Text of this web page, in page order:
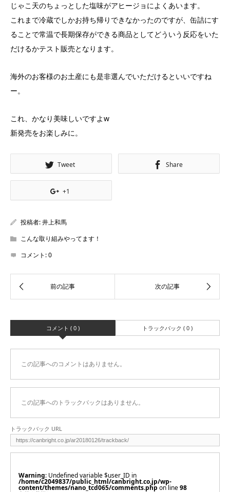
じゃこ天のちょっとした塩味がアヒージョによくあいます。
これまで冷蔵でしかお持ち帰りできなかったのですが、缶詰にす
ることで常温で長期保存ができる商品としてどういう反応をいた
だけるかテスト販売となります。
海外のお客様のお土産にも是非選んでいただけるといいですね
ー。
これ、かなり美味しいですよw
新発売をお楽しみに。
Tweet Share
+1
投稿者:井上和馬
こんな取り組みやってます！
コメント:0
コメント ( 0 ) トラックバック ( 0 )
この記事へのコメントはありません。
この記事へのトラックバックはありません。
トラックバック URL
Warning : Undefined variable $user_ID in
/home/c2049837/public_html/canbright.co.jp/wp-
content/themes/nano_tcd065/comments.php on line98